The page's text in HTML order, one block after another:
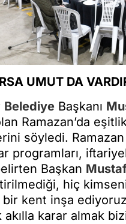
UMUT DA
Belediye Başkanı
Ramazan’da
söyledi.
programları,
Başkan
hiç
kent inşa
karar almak